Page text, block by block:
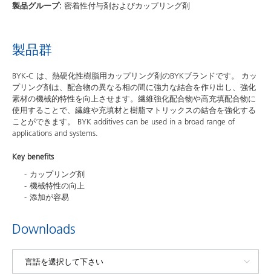
製品グループ: 密着性付与剤およびカップリング剤
製品群
BYK-C は、熱硬化性樹脂用カップリング剤のBYKブランドです。 カッ
プリング剤は、配合物の異なる相の間に強力な結合を作り出し、強化
素材の機械的特性を向上させます。繊維強化配合物や高充填配合物に
使用することで、繊維や充填材と樹脂マトリックスの結合を強化する
ことができます。 BYK additives can be used in a broad range of
applications and systems.
Key benefits
カップリング剤
機械特性の向上
添加が容易
Downloads